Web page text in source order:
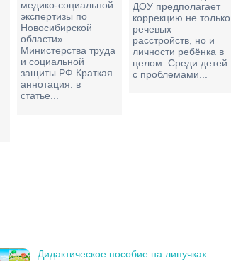
медико-социальной
экспертизы по
Новосибирской
области»
Министерства труда
и социальной
защиты РФ Краткая
аннотация: в
статье...
ДОУ предполагает
коррекцию не только
речевых
расстройств, но и
личности ребёнка в
целом. Среди детей
с проблемами...
Дидактическое пособие на липучках